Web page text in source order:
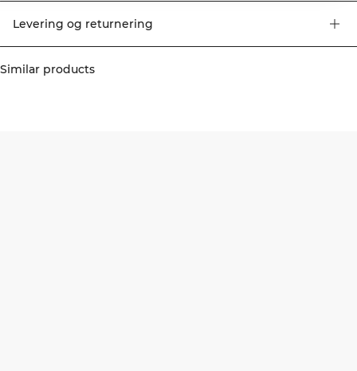
Levering og returnering
Similar products